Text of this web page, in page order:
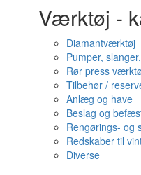
Værktøj -
Diamantværktøj
Pumper,
Rør press
Tilbehør /
Anlæg og have
Beslag og
Rengørings- og
Redskaber til
Diverse